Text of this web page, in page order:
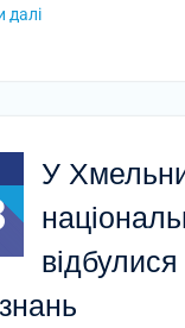
далі
У